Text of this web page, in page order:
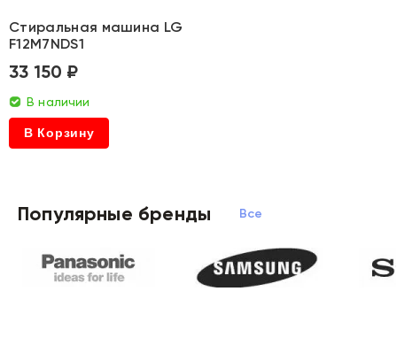
Стиральная машина LG
F12M7NDS1
33 150 ₽
В наличии
В Корзину
Популярные бренды Все бренды